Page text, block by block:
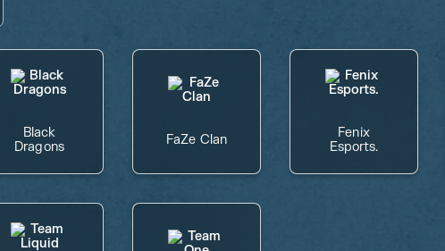
Black
Dragons
FaZe Clan
Fenix
Esports.